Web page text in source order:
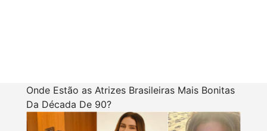
Onde Estão as Atrizes Brasileiras Mais Bonitas
Da Década De 90?